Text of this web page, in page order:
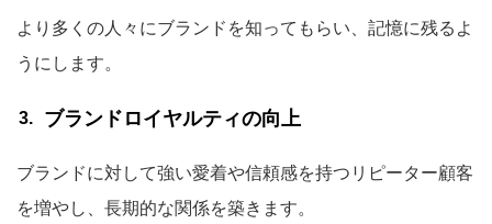
より多くの人々にブランドを知ってもらい、記憶に残るよ
うにします。
ブランドロイヤルティの向上
ブランドに対して強い愛着や信頼感を持つリピーター顧客
を増やし、長期的な関係を築きます。